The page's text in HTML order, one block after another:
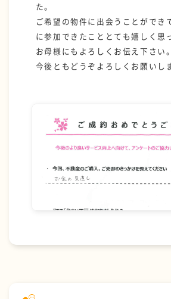
た。
ご希望の物件に出会うことができ
に参加できたこととても嬉しく思
お母様にもよろしくお伝え下さい。
今後ともどうぞよろしくお願いし